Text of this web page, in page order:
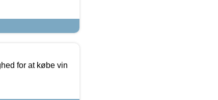
for at købe vin